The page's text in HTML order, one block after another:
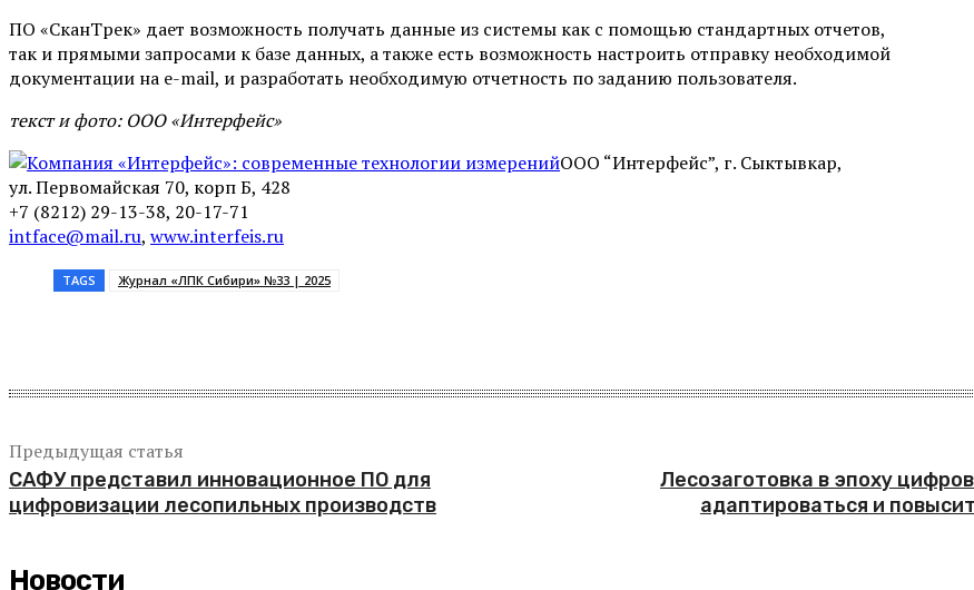
ПО «СканТрек» дает возможность получать данные из системы как с помощью стандартных отчетов,
так и прямыми запросами к базе данных, а также есть возможность настроить отправку необходимой
документации на e-mail, и разработать необходимую отчетность по заданию пользователя.
текст и фото: ООО «Интерфейс»
ООО “Интерфейс”, г. Сыктывкар,
ул. Первомайская 70, корп Б, 428
+7 (8212) 29-13-38, 20-17-71
intface@mail.ru, www.interfeis.ru
TAGS Журнал «ЛПК Сибири» №33 | 2025
Предыдущая статья
САФУ представил инновационное ПО для
цифровизации лесопильных производств
Лесозаготовка в эпоху
адаптироваться и
Новости